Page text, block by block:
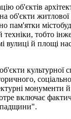
об'єктів
об'єкти
тобто
вулиці й площі
культурної
монументи
включає